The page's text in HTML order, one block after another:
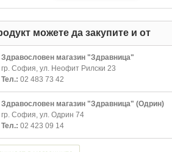
можете да закупите и от
Здравословен магазин "Здравница"
гр. София, ул. Неофит Рилски 23
Тел.: 02 483 73 42
Здравословен магазин "Здравница" (Одрин)
гр. София, ул. Одрин 74
Тел.: 02 423 09 14